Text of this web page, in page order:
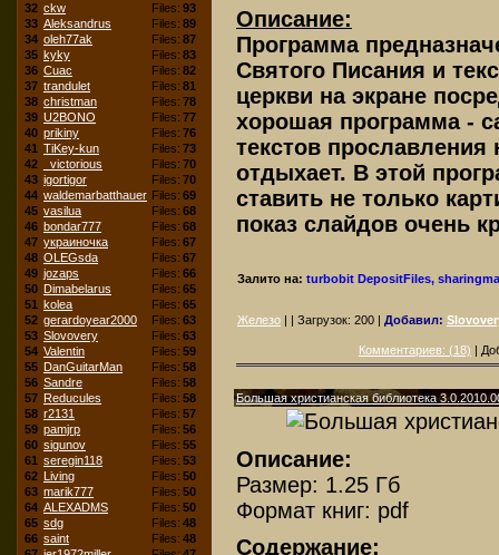
32 ckw Files: 93
33 Aleksandrus Files: 89
34 oleh77ak Files: 87
35 kyky Files: 83
36 Cuac Files: 82
37 trandulet Files: 81
38 christman Files: 78
39 U2BONO Files: 77
40 prikiny Files: 76
41 TiKey-kun Files: 73
42
_victorious Files: 70
43 igortigor Files: 70
44 waldemarbatthauer Files: 69
45 vasilua Files: 68
46 bondar777 Files: 68
47 украиночка Files: 67
48 OLEGsda Files: 67
49 jozaps Files: 66
50 Dimabelarus Files: 65
51 kolea Files: 65
52 gerardoyear2000 Files: 63
53 Slovovery Files: 63
54 Valentin Files: 59
55 DanGuitarMan Files: 58
56 Sandre Files: 58
57 Reducules Files: 58
58 r2131 Files: 57
59 pamjrp Files: 56
60 sigunov Files: 55
61 seregin118 Files: 53
62 Living Files: 50
63 marik777 Files: 50
64 ALEXADMS Files: 50
65 sdg Files: 48
66 saint Files: 48
Описание:
Программа
Святого Писания и
церкви на экране
хорошая программа -
текстов прославления
отдыхает. В этой
ставить не только
показ слайдов очень
Залито на: turbobit DepositFiles,
Железо | | Загрузок: 200 | Добавил:
Комментариев: (18) |
Большая христианская библиотека
Описание:
Размер: 1.25 Гб
Формат книг: pdf
Содержание: